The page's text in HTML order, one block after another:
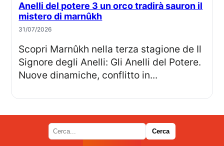
Anelli del potere 3 un orco tradirà sauron il
mistero di marnûkh
31/07/2026
Scopri Marnûkh nella terza stagione de Il
Signore degli Anelli: Gli Anelli del Potere.
Nuove dinamiche, conflitto in...